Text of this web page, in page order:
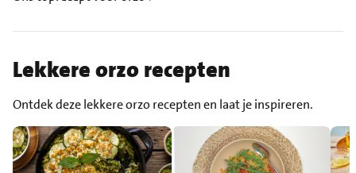
Lekkere orzo recepten
Ontdek deze lekkere orzo recepten en laat je inspireren.